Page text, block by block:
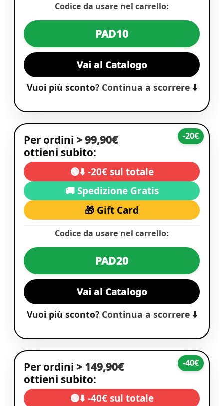
Codice da usare nel carrello:
PAD10
Vai al Catalogo
Vuoi più sconto? Continua a scorrere⬇️
-20€
Per ordini > 99,90€
ottieni subito:
🟢⬇️ -20€ sul totale
🚚 Spedizione Gratis
🎁 Gift Card
Codice da usare nel carrello:
PAD20
Vai al Catalogo
Vuoi più sconto? Continua a scorrere⬇️
-40€
Per ordini > 149,90€
ottieni subito:
🟢⬇️ -40€ sul totale